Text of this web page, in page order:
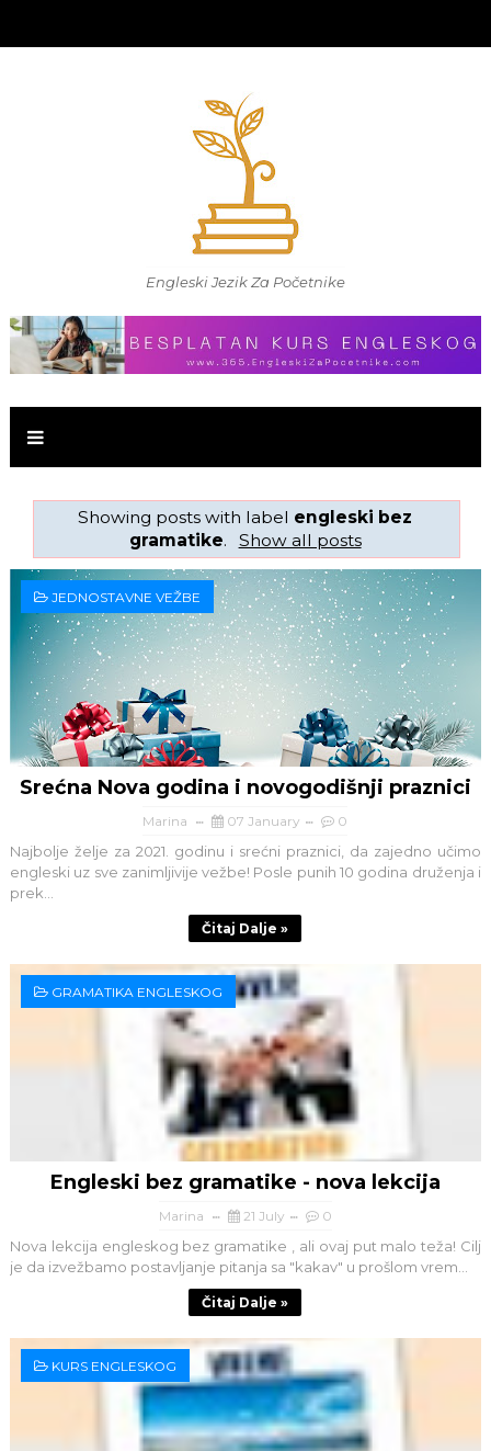
Engleski Jezik Za Početnike
Showing posts with label engleski bez
gramatike. Show all posts
JEDNOSTAVNE VEŽBE
Srećna Nova godina i novogodišnji praznici
Marina 07 January 0
Najbolje želje za 2021. godinu i srećni praznici, da zajedno učimo
engleski uz sve zanimljivije vežbe! Posle punih 10 godina druženja i
prek...
Čitaj Dalje »
GRAMATIKA ENGLESKOG
Engleski bez gramatike - nova lekcija
Marina 21 July 0
Nova lekcija engleskog bez gramatike , ali ovaj put malo teža! Cilj
je da izvežbamo postavljanje pitanja sa "kakav" u prošlom vrem...
Čitaj Dalje »
KURS ENGLESKOG